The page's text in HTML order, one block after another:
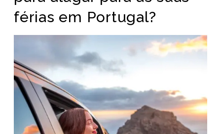
férias em Portugal?